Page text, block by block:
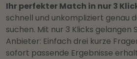
Ihr perfekter Match in nur 3
schnell und unkompliziert genau
suchen. Mit nur 3 Klicks gelangen
Anbieter: Einfach drei kurze
sofort passende Ergebnisse